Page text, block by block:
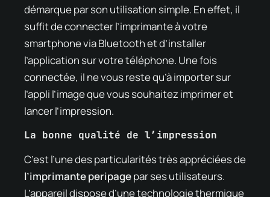
démarque par son utilisation simple. En effet, il
suffit de connecter l’imprimante à votre
smartphone via Bluetooth et d’installer
l’application sur votre téléphone. Une fois
connectée, il ne vous reste qu’à importer sur
l’appli l’image que vous souhaitez imprimer et
lancer l’impression.
La bonne qualité de l’impression
C’est l’une des particularités très appréciées de
l’imprimante peripagepar ses utilisateurs.
L’appareil dispose d’une technologie thermique